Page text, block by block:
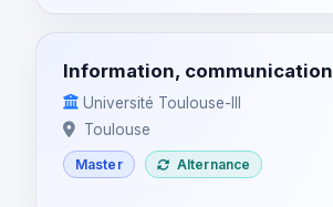
Information, communication
Université Toulouse-III
Toulouse
Master Alternance